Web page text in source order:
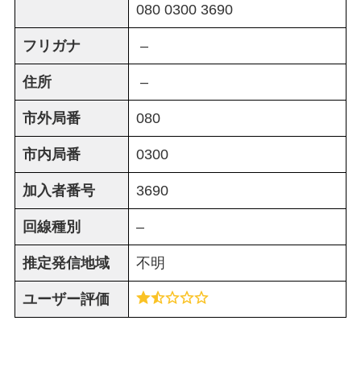
080 0300 3690
フリガナ –
住所 –
市外局番 080
市内局番 0300
加入者番号 3690
回線種別 –
推定発信地域 不明
ユーザー評価